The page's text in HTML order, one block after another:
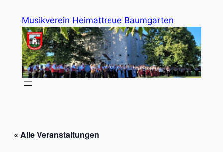
Musikverein Heimattreue Baumgarten
« Alle Veranstaltungen